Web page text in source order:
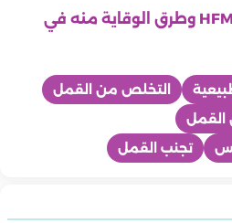
كيف ينتقل فيروس HFMD وطرق الوقاية منه في
التخلص من القمل
القمل
تجنب القمل